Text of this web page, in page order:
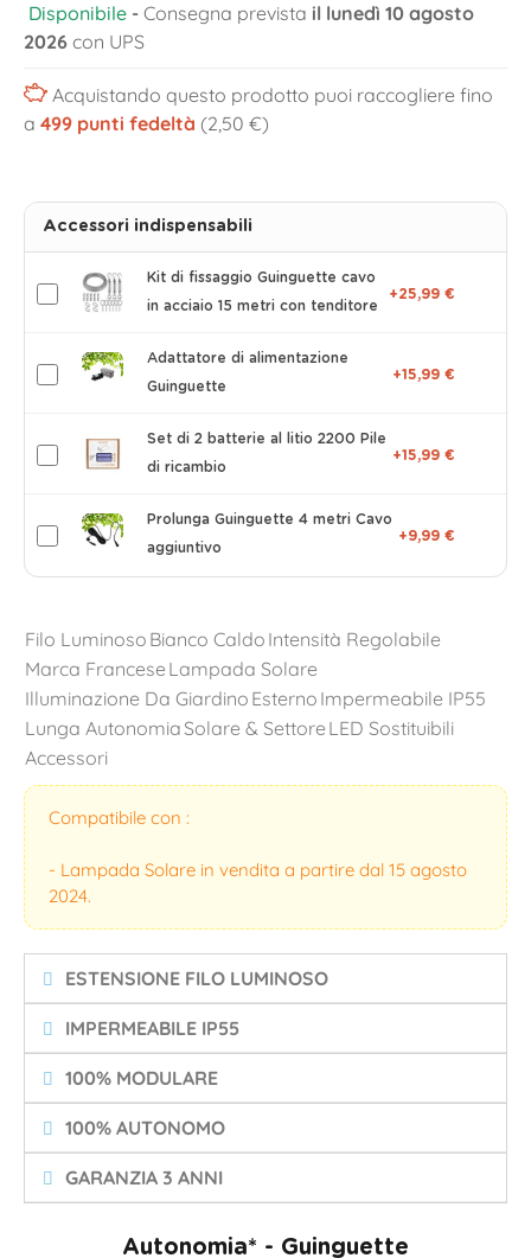
Disponibile - Consegna prevista il lunedì 10 agosto
2026 con UPS
Acquistando questo prodotto puoi raccogliere fino
a 499 punti fedeltà (2,50 €)
Accessori indispensabili
Kit di fissaggio Guinguette cavo
in acciaio 15 metri con tenditore
+25,99 €
Adattatore di alimentazione
Guinguette
+15,99 €
Set di 2 batterie al litio 2200 Pile
di ricambio
+15,99 €
Prolunga Guinguette 4 metri Cavo
aggiuntivo
+9,99 €
Filo Luminoso Bianco Caldo Intensità Regolabile
Marca Francese Lampada Solare
Illuminazione Da Giardino Esterno Impermeabile IP55
Lunga AutonomiaSolare & Settore LED Sostituibili
Accessori
Compatibile con :
- Lampada Solare in vendita a partire dal 15 agosto
2024.
ESTENSIONE FILO LUMINOSO
IMPERMEABILE IP55
100% MODULARE
100% AUTONOMO
GARANZIA 3 ANNI
Autonomia* - Guinguette